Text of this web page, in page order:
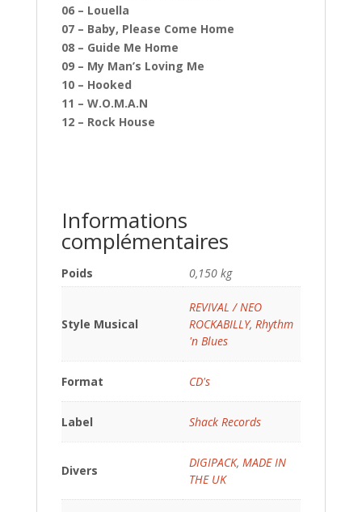
06 – Louella
07 – Baby, Please Come Home
08 – Guide Me Home
09 – My Man’s Loving Me
10 – Hooked
11 – W.O.M.A.N
12 – Rock House
Informations
complémentaires
Poids 0,150 kg
Style Musical
REVIVAL / NEO
ROCKABILLY, Rhythm
'n Blues
Format CD's
Label Shack Records
Divers
DIGIPACK, MADE IN
THE UK